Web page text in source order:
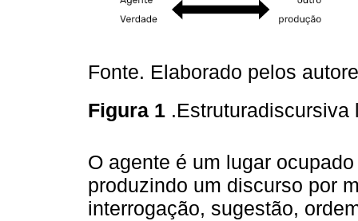
Fonte. Elaborado pelos
Figura 1
O agente é um lugar
produzindo um discurso por
interrogação, sugestão,